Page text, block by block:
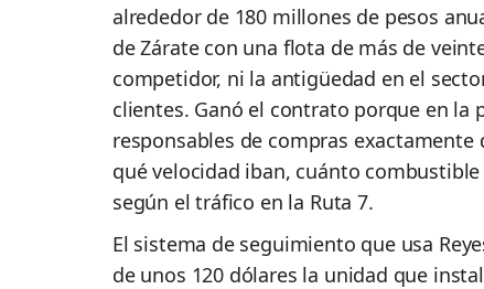
alrededor de 180 millones de pesos
de Zárate con una flota de más de
competidor, ni la antigüedad en el
clientes. Ganó el contrato porque en la
responsables de compras
qué velocidad iban, cuánto
según el tráfico en la Ruta 7.
El sistema de seguimiento que usa
de unos 120 dólares la unidad que